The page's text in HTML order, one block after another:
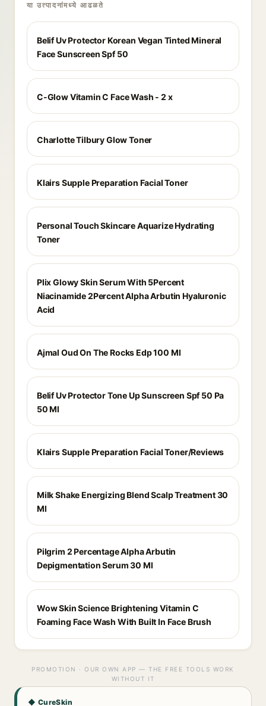
या उत्पादनांमध्ये आढळते
Belif Uv Protector Korean Vegan Tinted Mineral
Face Sunscreen Spf 50
C-Glow Vitamin C Face Wash - 2 x
Charlotte Tilbury Glow Toner
Klairs Supple Preparation Facial Toner
Personal Touch Skincare Aquarize Hydrating
Toner
Plix Glowy Skin Serum With 5Percent
Niacinamide 2Percent Alpha Arbutin Hyaluronic
Acid
Ajmal Oud On The Rocks Edp 100 Ml
Belif Uv Protector Tone Up Sunscreen Spf 50 Pa
50 Ml
Klairs Supple Preparation Facial Toner/Reviews
Milk Shake Energizing Blend Scalp Treatment 30
Ml
Pilgrim 2 Percentage Alpha Arbutin
Depigmentation Serum 30 Ml
Wow Skin Science Brightening Vitamin C
Foaming Face Wash With Built In Face Brush
PROMOTION · OUR OWN APP — THE FREE TOOLS WORK
WITHOUT IT
◆ CureSkin